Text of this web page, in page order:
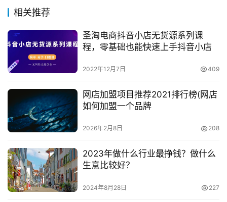
商
创
业
目
视
频
号
投稿
4、发达城市的父母还容易受到时尚潮流的影响。
说完童装，我们再来说说玩具。玩具是小孩子最喜
欢的东西，它不仅能给孩子带来快乐，还有助于开发孩子的
智力。比如现在很多的父母就给孩子购买拼图以此来训练孩
子的手眼协调能力和空间想象能力，或者是魔方，训练孩子
的逻辑思考能力和培养孩子的耐心等，在这样的社会需求的
驱动下，现在玩具市场就出现了很多可以帮助儿童开发智慧
下父母的愿望吧。而且据有关资料显示2015年国内16岁以
下的人均玩具消费支出不到30美元，然而美国的16岁以下
的人均玩具消费支出已经超过了200美元，在如此大的差距
相关推荐
圣淘电商抖音小店无货源系列课
程，零基础也能快速上手抖音小店
2022年12月7日 409
网店加盟项目推荐2021排行榜(网店
如何加盟一个品牌
2026年2月8日 208
2023年做什么行业最挣钱？做什么
生意比较好？
2024年8月28日 227